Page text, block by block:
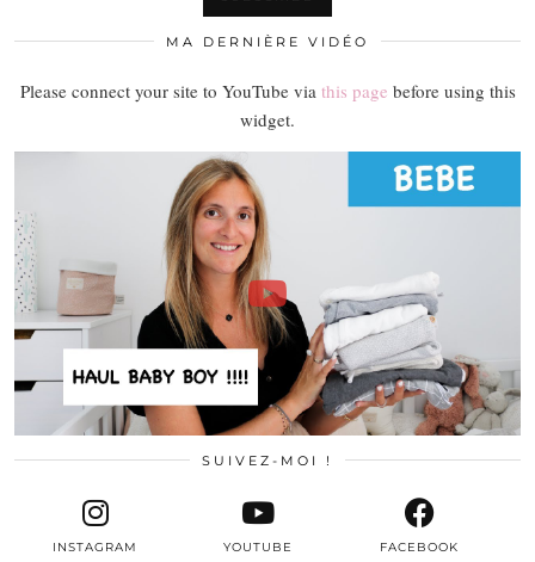
MA DERNIÈRE VIDÉO
Please connect your site to YouTube via this page before using this
widget.
SUIVEZ-MOI !
INSTAGRAM FACEBOOK
YOUTUBE